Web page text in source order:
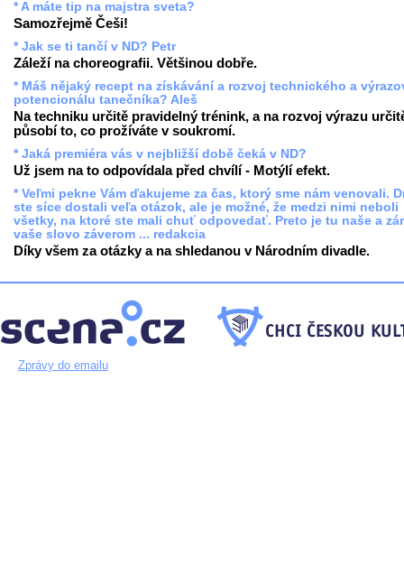
* A máte tip na majstra sveta?
Samozřejmě Češi!
* Jak se ti tančí v ND? Petr
Záleží na choreografii. Většinou dobře.
* Máš nějaký recept na získávání a rozvoj technického a
potencionálu tanečníka? Aleš
Na techniku určitě pravidelný trénink, a na rozvoj výrazu
působí to, co prožíváte v soukromí.
* Jaká premiéra vás v nejbližší době čeká v ND?
Už jsem na to odpovídala před chvílí - Motýlí efekt.
* Veľmi pekne Vám ďakujeme za čas, ktorý sme nám venovali.
ste síce dostali veľa otázok, ale je možné, že medzi nimi neboli
všetky, na ktoré ste mali chuť odpovedať. Preto je tu naše a
vaše slovo záverom ... redakcia
Díky všem za otázky a na shledanou v Národním divadle.
Zprávy do emailu